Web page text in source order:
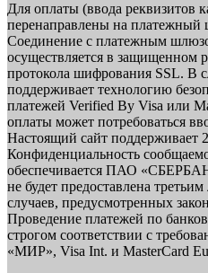
Для оплаты (ввода реквизитов
перенаправлены на
Соединение с платежным
осуществляется в защищенном
протокола шифрования SSL. В
поддерживает технологию
платежей Verified By Visa или
оплаты может потребоваться
Настоящий сайт поддерживает
Конфиденциальность
обеспечивается ПАО
не будет предоставлена
случаев, предусмотренных
Проведение платежей по
строгом соответствии с
«МИР», Visa Int. и MasterCard